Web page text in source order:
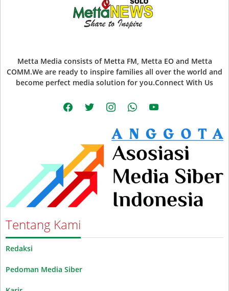
Metta Media consists of Metta FM, Metta EO and Metta
COMM.We are ready to inspire families all over the world and
become perfect media solution for you.Connect With Us
facebooktwitter instagramwhatsappyoutube
Tentang Kami
Redaksi
Pedoman Media Siber